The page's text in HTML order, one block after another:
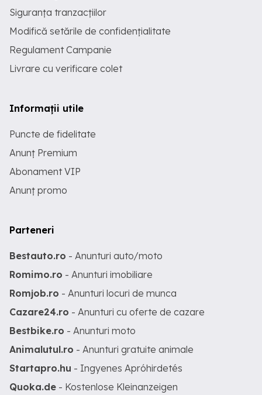
Siguranța tranzacțiilor
Modifică setările de confidențialitate
Regulament Campanie
Livrare cu verificare colet
Informații utile
Puncte de fidelitate
Anunț Premium
Abonament VIP
Anunț promo
Parteneri
Bestauto.ro - Anunturi auto/moto
Romimo.ro - Anunturi imobiliare
Romjob.ro - Anunturi locuri de munca
Cazare24.ro - Anunturi cu oferte de cazare
Bestbike.ro - Anunturi moto
Animalutul.ro - Anunturi gratuite animale
Startapro.hu - Ingyenes Apróhirdetés
Quoka.de - Kostenlose Kleinanzeigen